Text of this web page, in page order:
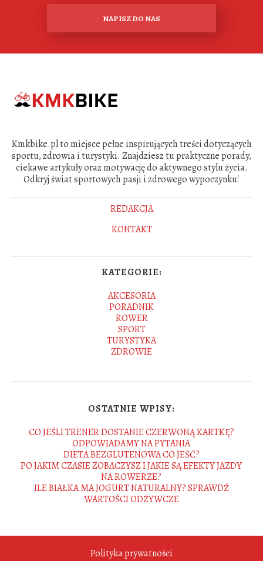
NAPISZ DO NAS
Kmkbike.pl to miejsce pełne inspirujących treści dotyczących
sportu, zdrowia i turystyki. Znajdziesz tu praktyczne porady,
ciekawe artykuły oraz motywację do aktywnego stylu życia.
Odkryj świat sportowych pasji i zdrowego wypoczynku!
REDAKCJA
KONTAKT
KATEGORIE:
AKCESORIA
PORADNIK
ROWER
SPORT
TURYSTYKA
ZDROWIE
OSTATNIE WPISY:
CO JEŚLI TRENER DOSTANIE CZERWONĄ KARTKĘ?
ODPOWIADAMY NA PYTANIA
DIETA BEZGLUTENOWA CO JEŚĆ?
PO JAKIM CZASIE ZOBACZYSZ I JAKIE SĄ EFEKTY JAZDY
NA ROWERZE?
ILE BIAŁKA MA JOGURT NATURALNY? SPRAWDŹ
WARTOŚCI ODŻYWCZE
Polityka prywatności